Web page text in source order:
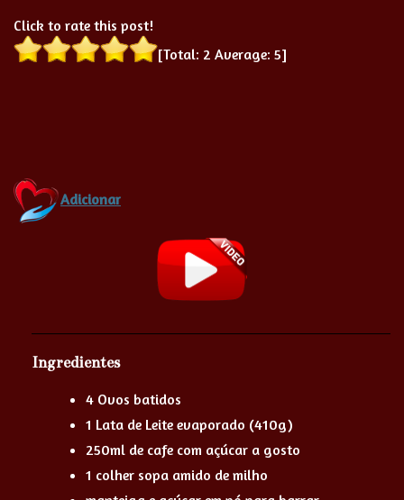
Click to rate this post!
[Total: 2 Average: 5]
Adicionar
Ingredientes
4 Ovos batidos
1 Lata de Leite evaporado (410g)
250ml de cafe com açúcar a gosto
1 colher sopa amido de milho